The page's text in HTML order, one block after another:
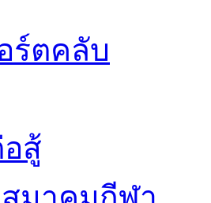
ร์ตคลับ
สู้